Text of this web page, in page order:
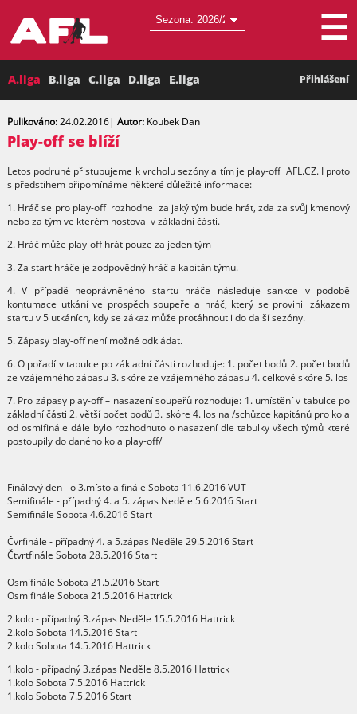
☰
A.liga B.liga C.liga D.liga E.liga Přihlášení
Pulikováno:24.02.2016| Autor:Koubek Dan
Play-off se blíží
Letos podruhé přistupujeme k vrcholu sezóny a tím je play-off AFL.CZ. I proto
s předstihem připomínáme některé důležité informace:
1. Hráč se pro play-off rozhodne za jaký tým bude hrát, zda za svůj kmenový
nebo za tým ve kterém hostoval v základní části.
2. Hráč může play-off hrát pouze za jeden tým
3. Za start hráče je zodpovědný hráč a kapitán týmu.
4. V případě neoprávněného startu hráče následuje sankce v podobě
kontumace utkání ve prospěch soupeře a hráč, který se provinil zákazem
startu v 5 utkáních, kdy se zákaz může protáhnout i do další sezóny.
5. Zápasy play-off není možné odkládat.
6. O pořadí v tabulce po základní části rozhoduje: 1. počet bodů 2. počet bodů
ze vzájemného zápasu 3. skóre ze vzájemného zápasu 4. celkové skóre 5. los
7. Pro zápasy play-off – nasazení soupeřů rozhoduje: 1. umístění v tabulce po
základní části 2. větší počet bodů 3. skóre 4. los na /schůzce kapitánů pro kola
od osmifinále dále bylo rozhodnuto o nasazení dle tabulky všech týmů které
postoupily do daného kola play-off/
Finálový den - o 3.místo a finále Sobota 11.6.2016 VUT
Semifinále - případný 4. a 5. zápas Neděle 5.6.2016 Start
Semifinále Sobota 4.6.2016 Start
Čvrfinále - případný 4. a 5.zápas Neděle 29.5.2016 Start
Čtvrtfinále Sobota 28.5.2016 Start
Osmifinále Sobota 21.5.2016 Start
Osmifinále Sobota 21.5.2016 Hattrick
2.kolo - případný 3.zápas Neděle 15.5.2016 Hattrick
2.kolo Sobota 14.5.2016 Start
2.kolo Sobota 14.5.2016 Hattrick
1.kolo - případný 3.zápas Neděle 8.5.2016 Hattrick
1.kolo Sobota 7.5.2016 Hattrick
1.kolo Sobota 7.5.2016 Start